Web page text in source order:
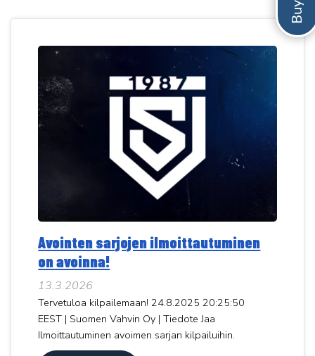
Avointen sarjojen ilmoittautuminen
on avoinna!
13.3.2026
Tervetuloa kilpailemaan! 24.8.2025 20:25:50
EEST | Suomen Vahvin Oy | Tiedote Jaa
Ilmoittautuminen avoimen sarjan kilpailuihin.